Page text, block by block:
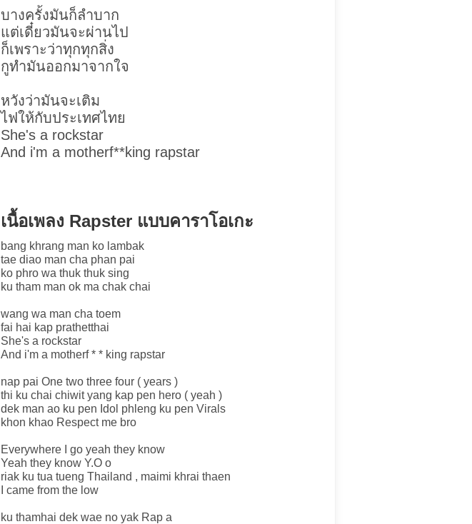
บางครั้งมันก็ลำบาก
แต่เดี๋ยวมันจะผ่านไป
ก็เพราะว่าทุกทุกสิ่ง
กูทำมันออกมาจากใจ
หวังว่ามันจะเติม
ไฟให้กับประเทศไทย
She's a rockstar
And i'm a motherf**king rapstar
เนื้อเพลง Rapster แบบคาราโอเกะ
bang khrang man ko lambak
tae diao man cha phan pai
ko phro wa thuk thuk sing
ku tham man ok ma chak chai
wang wa man cha toem
fai hai kap prathetthai
She's a rockstar
And i'm a motherf * * king rapstar
nap pai One two three four ( years )
thi ku chai chiwit yang kap pen hero ( yeah )
dek man ao ku pen Idol phleng ku pen Virals
khon khao Respect me bro
Everywhere I go yeah they know
Yeah they know Y.O o
riak ku tua tueng Thailand , maimi khrai thaen
I came from the low
ku thamhai dek wae no yak Rap a